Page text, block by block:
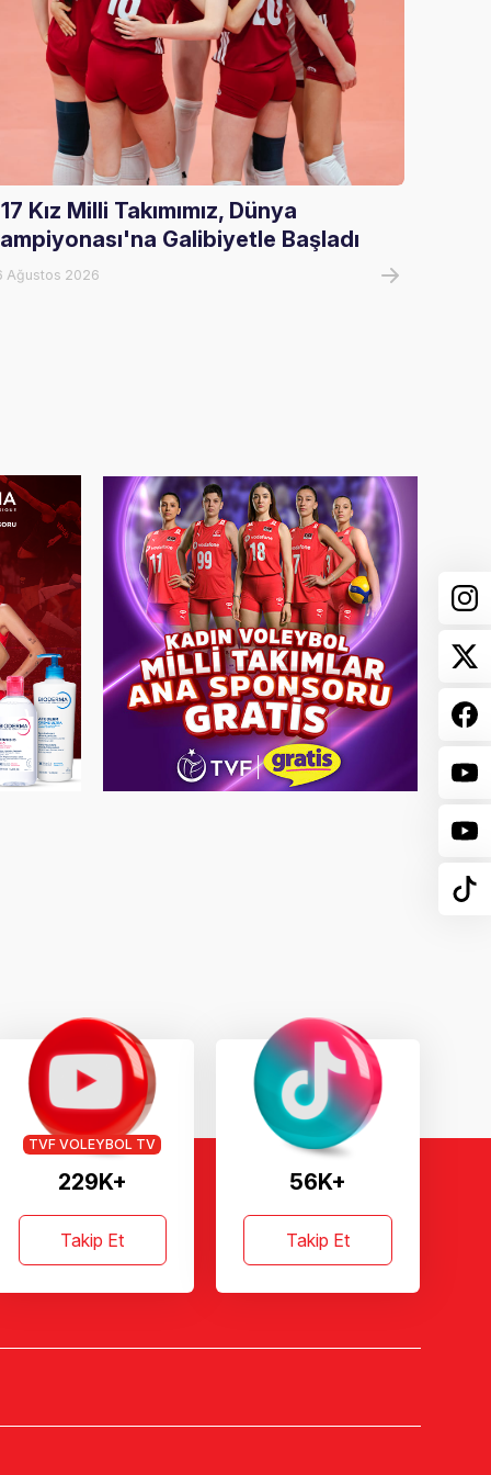
Kız Milli Takımımız, Dünya
Galibiyetle Başladı
Ağustos 2026
229K+
TVF VOLEYBOL TV
Takip Et
56K+
Takip Et